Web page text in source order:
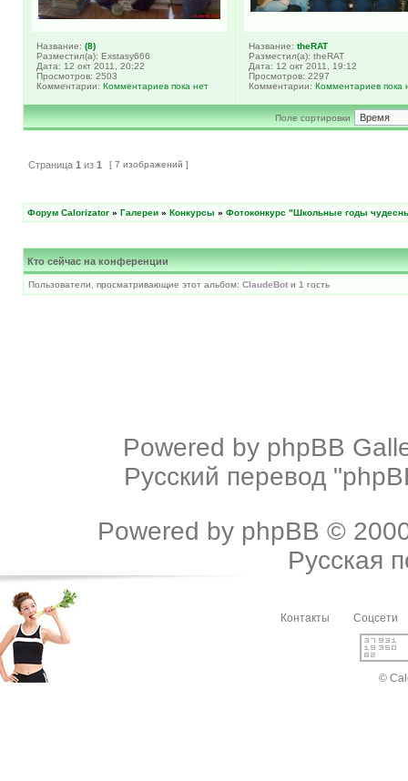
Название: (8)
Разместил(а): Exstasy666
Дата: 12 окт 2011, 20:22
Просмотров: 2503
Комментарии: Комментариев пока нет
Название: theRAT
Разместил(а): theRAT
Дата: 12 окт 2011, 19:12
Просмотров: 2297
Комментарии: Комментариев пока
Поле сортировки
Страница 1 из 1 [ 7 изображений ]
Форум Calorizator » Галереи » Конкурсы » Фотоконкурс "Школьные годы
Кто сейчас на конференции
Пользователи, просматривающие этот альбом: ClaudeBot и 1 гость
Powered by phpBB
Русский перевод
Powered by phpBB ©
Русская
Контакты Соцсети
©